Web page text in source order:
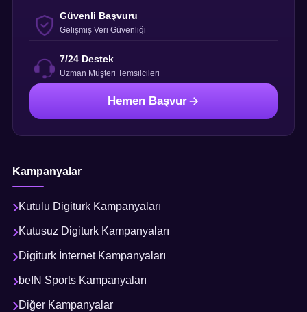
Güvenli Başvuru
Gelişmiş Veri Güvenliği
7/24 Destek
Uzman Müşteri Temsilcileri
Hemen Başvur
Kampanyalar
Kutulu Digiturk Kampanyaları
Kutusuz Digiturk Kampanyaları
Digiturk İnternet Kampanyaları
beIN Sports Kampanyaları
Diğer Kampanyalar